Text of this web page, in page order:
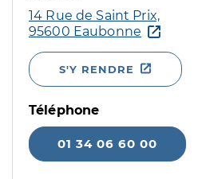
14 Rue de Saint Prix,
95600 Eaubonne
S'Y RENDRE
Téléphone
01 34 06 60 00